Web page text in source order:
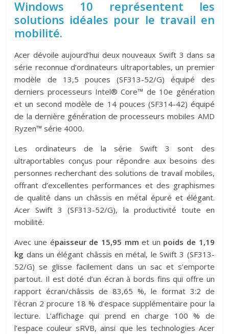
Windows 10 représentent les
solutions idéales pour le travail en
mobilité.
Acer dévoile aujourd’hui deux nouveaux Swift 3 dans sa
série reconnue d’ordinateurs ultraportables, un premier
modèle de 13,5 pouces (SF313-52/G) équipé des
derniers processeurs Intel® Core™ de 10e génération
et un second modèle de 14 pouces (SF314-42) équipé
de la dernière génération de processeurs mobiles AMD
Ryzen™ série 4000.
Les ordinateurs de la série Swift 3 sont des
ultraportables conçus pour répondre aux besoins des
personnes recherchant des solutions de travail mobiles,
offrant d’excellentes performances et des graphismes
de qualité dans un châssis en métal épuré et élégant.
Acer Swift 3 (SF313-52/G), la productivité toute en
mobilité.
Avec une épaisseur de 15,95 mm et un poids de 1,19
kg dans un élégant châssis en métal, le Swift 3 (SF313-
52/G) se glisse facilement dans un sac et s’emporte
partout. Il est doté d’un écran à bords fins qui offre un
rapport écran/châssis de 83,65 %, le format 3:2 de
l’écran 2 procure 18 % d’espace supplémentaire pour la
lecture. L’affichage qui prend en charge 100 % de
l’espace couleur sRVB, ainsi que les technologies Acer